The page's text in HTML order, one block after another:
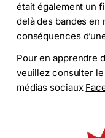
était également un
delà des bandes en
conséquences
Pour en apprendre
veuillez consulter le
médias sociaux